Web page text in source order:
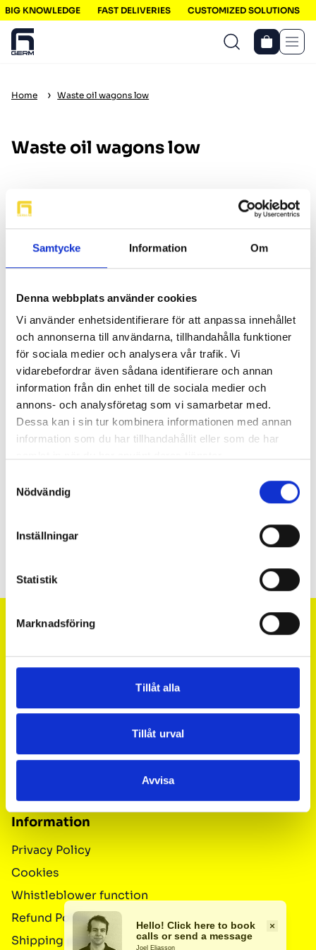
Samtycke Information Om
Denna webbplats använder cookies
Vi använder enhetsidentifierare för att anpassa innehållet
och annonserna till användarna, tillhandahålla funktioner
för sociala medier och analysera vår trafik. Vi
vidarebefordrar även sådana identifierare och annan
information från din enhet till de sociala medier och
annons- och analysföretag som vi samarbetar med.
Dessa kan i sin tur kombinera informationen med annan
information som du har tillhandahållit eller som de har
Nödvändig
Inställningar
Statistik
Marknadsföring
Tillåt alla
Tillåt urval
Avvisa
BIG KNOWLEDGE FAST DELIVERIES CUSTOMIZED SOLUTIONS
Home › Waste oil wagons low
Waste oil wagons low
Business
excl. VAT
SEK
Our Services
FAQ
Information
Privacy Policy
Cookies
Whistleblower function
Refund Policy
Shipping policy